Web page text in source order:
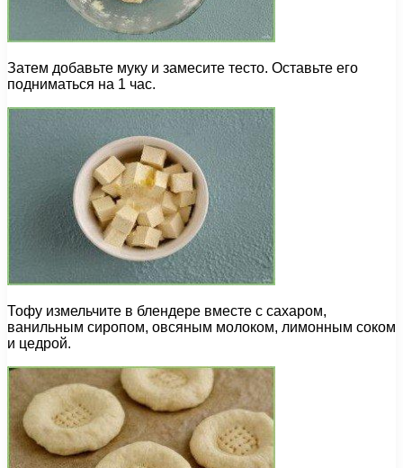
Затем добавьте муку и замесите тесто. Оставьте его
подниматься на 1 час.
Тофу измельчите в блендере вместе с сахаром,
ванильным сиропом, овсяным молоком, лимонным соком
и цедрой.